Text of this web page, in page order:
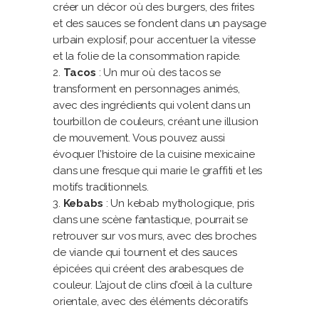
créer un décor où des burgers, des frites
et des sauces se fondent dans un paysage
urbain explosif, pour accentuer la vitesse
et la folie de la consommation rapide.
Tacos : Un mur où des tacos se
transforment en personnages animés,
avec des ingrédients qui volent dans un
tourbillon de couleurs, créant une illusion
de mouvement. Vous pouvez aussi
évoquer l’histoire de la cuisine mexicaine
dans une fresque qui marie le graffiti et les
motifs traditionnels.
Kebabs : Un kebab mythologique, pris
dans une scène fantastique, pourrait se
retrouver sur vos murs, avec des broches
de viande qui tournent et des sauces
épicées qui créent des arabesques de
couleur. L’ajout de clins d’œil à la culture
orientale, avec des éléments décoratifs